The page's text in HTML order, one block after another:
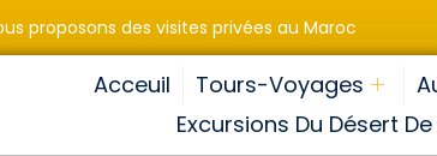
proposons des visites privées au Maroc
Acceuil Tours-Voyages
Excursions Du Désert